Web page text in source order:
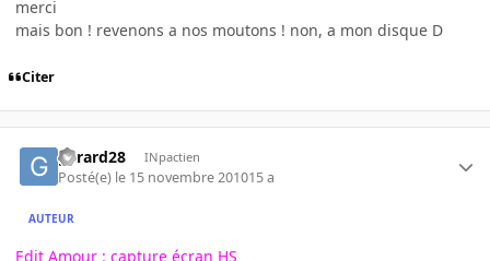
merci
mais bon ! revenons a nos moutons ! non, a mon disque D
Citer
gerard28 INpactien
Posté(e) le 15 novembre 201015 a
AUTEUR
Edit Amour : capture écran HS